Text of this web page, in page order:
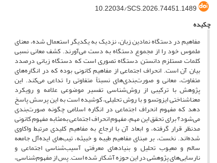
10.22034/SCS.2026.74451.1489
چکیده
مفاهیم در دستگاه نمادین زبان، نزدیک به یکدیگر استعمال شده، معنای
ملموس خود را از مجموع دستگاه به دست می‌آورند. کشف معانی نسبی
کلمات مستلزم دانستن دستگاه تصوری است که دستگاه زبانی درصدد
بیان آن است. انحراف ‌اجتماعی از مفاهیم کانونی بوده که در انگاره‌های
متفاوت، معانی و صورت‌بندی‌های نسبتاً متفاوتی را تداعی می‌کند. این
پژوهش با ترکیبی از روش‌شناسی تفسیر موضوعی علامه و رویکرد
معناشناختی ایزوتسو و با روش تحلیلی، کوشیده است به این پرسش پاسخ
دهد که مفهوم انحراف ‌اجتماعی در انگاره اسلامی چگونه صورت‌بندی
می‌شود؟ برای تحقق این مهم، مفهوم انحراف ‌اجتماعی به‌مثابه مفهوم کانونی
مدنظر قرار گرفته، و ابعاد آن با ارجاع به مفاهیم کلیدی مرتبط واکاوی
شده‌اند. نخست، بر مبنای مفاهیم طیبه و خبیثه، تیب‌های ایده‌آل جامعه
سالم و معیوب تحلیل و بنیادهای معرفتی آسیب‌شناسی اجتماعی و
نارسایی‌های پژوهشی در این حوزه آشکار شده است. پس از مفهوم‌شناسی،